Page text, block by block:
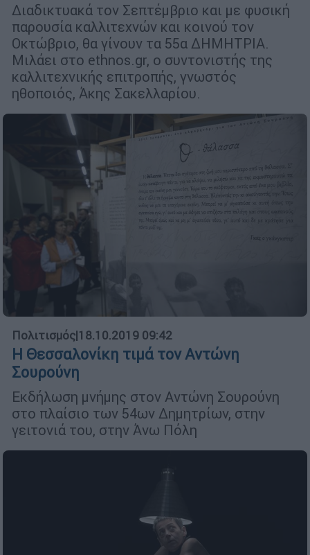
Διαδικτυακά τον Σεπτέμβριο και με φυσική
παρουσία καλλιτεχνών και κοινού τον
Οκτώβριο, θα γίνουν τα 55α ΔΗΜΗΤΡΙΑ.
Μιλάει στο ethnos.gr, ο συντονιστής της
καλλιτεχνικής επιτροπής, γνωστός
ηθοποιός, Άκης Σακελλαρίου.
Πολιτισμός|18.10.2019 09:42
Η Θεσσαλονίκη τιμά τον Αντώνη
Σουρούνη
Εκδήλωση μνήμης στον Αντώνη Σουρούνη
στο πλαίσιο των 54ων Δημητρίων, στην
γειτονιά του, στην Άνω Πόλη